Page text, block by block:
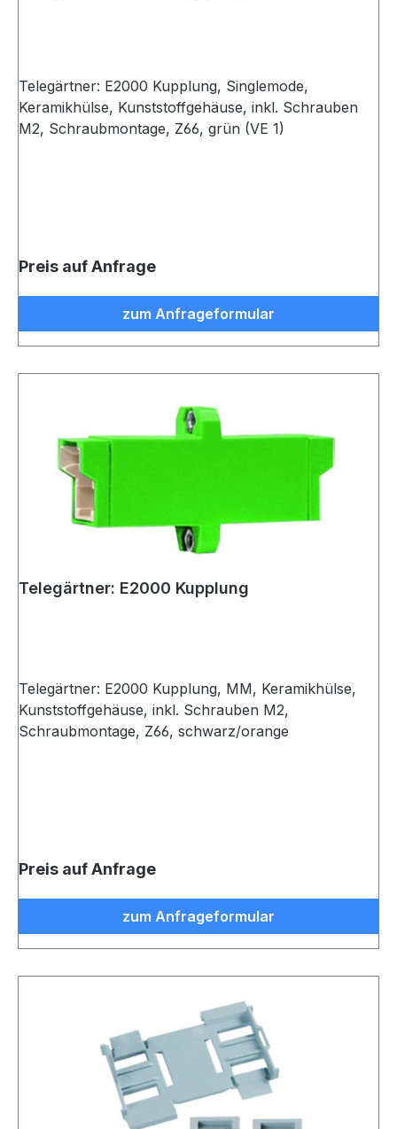
Telegärtner: E2000 Kupplung, Singlemode,
Keramikhülse, Kunststoffgehäuse, inkl. Schrauben
M2, Schraubmontage, Z66, grün (VE 1)
Preis auf Anfrage
zum Anfrageformular
Telegärtner: E2000 Kupplung
Telegärtner: E2000 Kupplung, MM, Keramikhülse,
Kunststoffgehäuse, inkl. Schrauben M2,
Schraubmontage, Z66, schwarz/orange
Preis auf Anfrage
zum Anfrageformular